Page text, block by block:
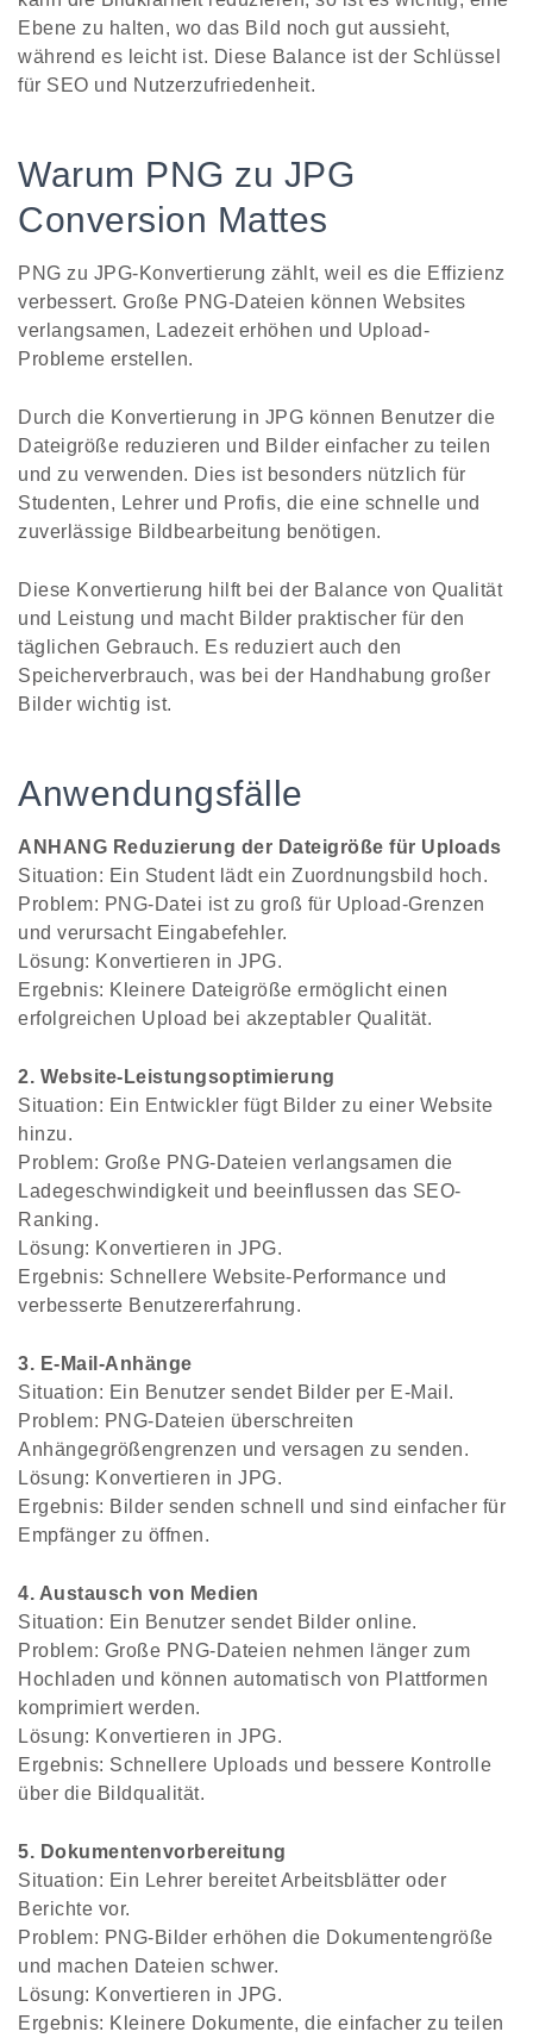
Ebene zu halten, wo das Bild noch gut aussieht,
während es leicht ist. Diese Balance ist der Schlüssel
für SEO und Nutzerzufriedenheit.
Warum PNG zu JPG
Conversion Mattes
PNG zu JPG-Konvertierung zählt, weil es die Effizienz
verbessert. Große PNG-Dateien können Websites
verlangsamen, Ladezeit erhöhen und Upload-
Probleme erstellen.
Durch die Konvertierung in JPG können Benutzer die
Dateigröße reduzieren und Bilder einfacher zu teilen
und zu verwenden. Dies ist besonders nützlich für
Studenten, Lehrer und Profis, die eine schnelle und
zuverlässige Bildbearbeitung benötigen.
Diese Konvertierung hilft bei der Balance von Qualität
und Leistung und macht Bilder praktischer für den
täglichen Gebrauch. Es reduziert auch den
Speicherverbrauch, was bei der Handhabung großer
Bilder wichtig ist.
Anwendungsfälle
ANHANG Reduzierung der Dateigröße für Uploads
Situation: Ein Student lädt ein Zuordnungsbild hoch.
Problem: PNG-Datei ist zu groß für Upload-Grenzen
und verursacht Eingabefehler.
Lösung: Konvertieren in JPG.
Ergebnis: Kleinere Dateigröße ermöglicht einen
erfolgreichen Upload bei akzeptabler Qualität.
2. Website-Leistungsoptimierung
Situation: Ein Entwickler fügt Bilder zu einer Website
hinzu.
Problem: Große PNG-Dateien verlangsamen die
Ladegeschwindigkeit und beeinflussen das SEO-
Ranking.
Lösung: Konvertieren in JPG.
Ergebnis: Schnellere Website-Performance und
verbesserte Benutzererfahrung.
3. E-Mail-Anhänge
Situation: Ein Benutzer sendet Bilder per E-Mail.
Problem: PNG-Dateien überschreiten
Anhängegrößengrenzen und versagen zu senden.
Lösung: Konvertieren in JPG.
Ergebnis: Bilder senden schnell und sind einfacher für
Empfänger zu öffnen.
4. Austausch von Medien
Situation: Ein Benutzer sendet Bilder online.
Problem: Große PNG-Dateien nehmen länger zum
Hochladen und können automatisch von Plattformen
komprimiert werden.
Lösung: Konvertieren in JPG.
Ergebnis: Schnellere Uploads und bessere Kontrolle
über die Bildqualität.
5. Dokumentenvorbereitung
Situation: Ein Lehrer bereitet Arbeitsblätter oder
Berichte vor.
Problem: PNG-Bilder erhöhen die Dokumentengröße
und machen Dateien schwer.
Lösung: Konvertieren in JPG.
Ergebnis: Kleinere Dokumente, die einfacher zu teilen